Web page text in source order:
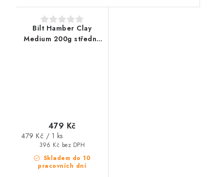
Bilt Hamber Clay
Medium 200g středně
Skladem do 10
pracovních dní
396 Kč bez DPH
479 Kč
Měrná
479 Kč / 1 ks